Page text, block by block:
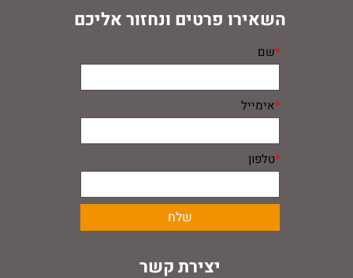
השאירו פרטים ונחזור אליכם
*שם
*אימייל
*טלפון
יצירת קשר